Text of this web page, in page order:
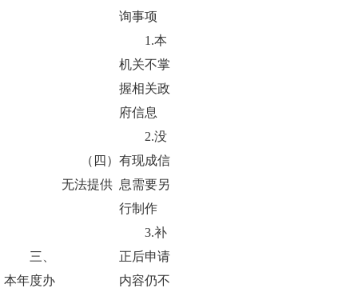
三、
本年度办
询事项
（四）
无法提供
1.本
机关不掌
握相关政
府信息
2.没
有现成信
息需要另
行制作
3.补
正后申请
内容仍不